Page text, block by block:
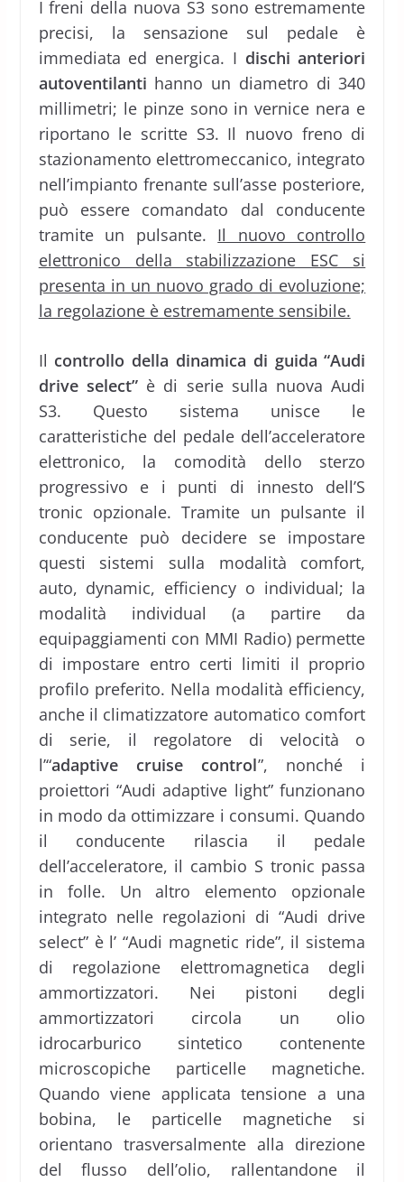
I freni della nuova S3 sono estremamente
precisi, la sensazione sul pedale è
immediata ed energica. I dischi anteriori
autoventilanti hanno un diametro di 340
millimetri; le pinze sono in vernice nera e
riportano le scritte S3. Il nuovo freno di
stazionamento elettromeccanico, integrato
nell’impianto frenante sull’asse posteriore,
può essere comandato dal conducente
tramite un pulsante. Il nuovo controllo
elettronico della stabilizzazione ESC si
presenta in un nuovo grado di evoluzione;
la regolazione è estremamente sensibile.
Il controllo della dinamica di guida “Audi
drive select”è di serie sulla nuova Audi
S3. Questo sistema unisce le
caratteristiche del pedale dell’acceleratore
elettronico, la comodità dello sterzo
progressivo e i punti di innesto dell’S
tronic opzionale. Tramite un pulsante il
conducente può decidere se impostare
questi sistemi sulla modalità comfort,
auto, dynamic, efficiency o individual; la
modalità individual (a partire da
equipaggiamenti con MMI Radio) permette
di impostare entro certi limiti il proprio
profilo preferito. Nella modalità efficiency,
anche il climatizzatore automatico comfort
di serie, il regolatore di velocità o
l’“adaptive cruise control”, nonché i
proiettori “Audi adaptive light” funzionano
in modo da ottimizzare i consumi. Quando
il conducente rilascia il pedale
dell’acceleratore, il cambio S tronic passa
in folle. Un altro elemento opzionale
integrato nelle regolazioni di “Audi drive
select” è l’ “Audi magnetic ride”, il sistema
di regolazione elettromagnetica degli
ammortizzatori. Nei pistoni degli
ammortizzatori circola un olio
idrocarburico sintetico contenente
microscopiche particelle magnetiche.
Quando viene applicata tensione a una
bobina, le particelle magnetiche si
orientano trasversalmente alla direzione
del flusso dell’olio, rallentandone il